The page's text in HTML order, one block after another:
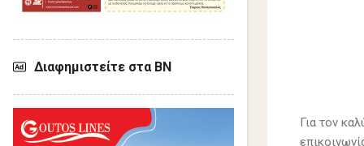
Για τον
Διαφημιστείτε στα ΒΝ